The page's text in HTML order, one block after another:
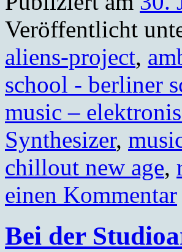
Veröffentlicht
aliens-project,
school - berliner
music –
Synthesizer,
chillout new age,
einen Kommentar
Bei der